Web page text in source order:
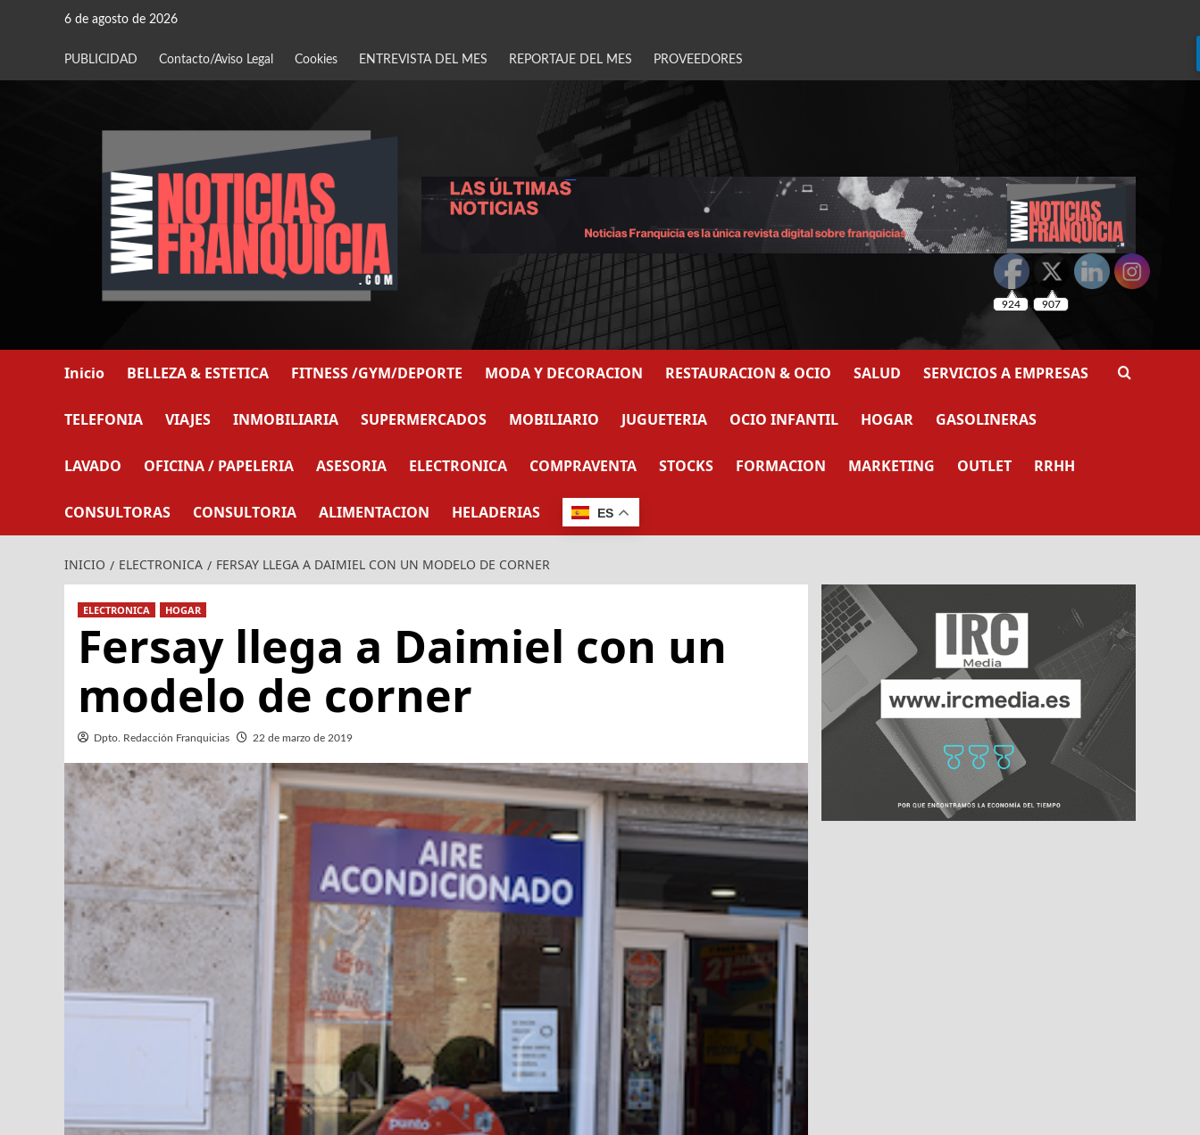
6 de agosto de 2026
PUBLICIDAD Contacto/Aviso Legal Cookies ENTREVISTA DEL MES REPORTAJE DEL MES PROVEEDORES
Inicio BELLEZA & ESTETICA FITNESS /GYM/DEPORTE MODA Y DECORACION RESTAURACION & OCIO SALUD SERVICIOS A EMPRESAS
TELEFONIA VIAJES INMOBILIARIA SUPERMERCADOS MOBILIARIO JUGUETERIA OCIO INFANTIL HOGAR GASOLINERAS
LAVADO OFICINA / PAPELERIA ASESORIA ELECTRONICA COMPRAVENTA STOCKS FORMACION MARKETING OUTLET RRHH
CONSULTORAS CONSULTORIA ALIMENTACION HELADERIAS ES
INICIO ELECTRONICA FERSAY LLEGA A DAIMIEL CON UN MODELO DE CORNER
ELECTRONICA HOGAR
Fersay llega a Daimiel con un
modelo de corner
Dpto. Redacción Franquicias 22 de marzo de 2019
924 907